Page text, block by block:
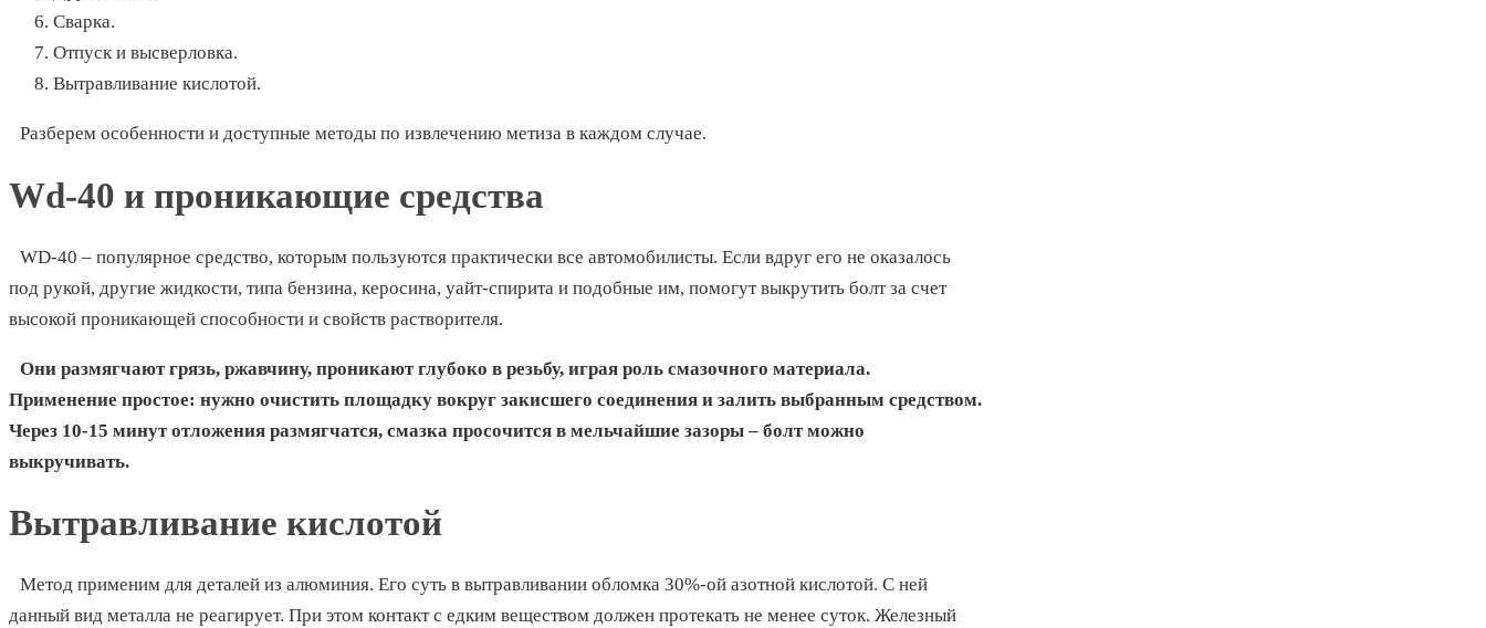
Сварка.
Отпуск и высверловка.
Вытравливание кислотой.
Разберем особенности и доступные методы по извлечению метиза в каждом случае.
Wd-40 и проникающие средства
WD-40 – популярное средство, которым пользуются практически все автомобилисты. Если вдруг его не оказалось
под рукой, другие жидкости, типа бензина, керосина, уайт-спирита и подобные им, помогут выкрутить болт за счет
высокой проникающей способности и свойств растворителя.
Они размягчают грязь, ржавчину, проникают глубоко в резьбу, играя роль смазочного материала.
Применение простое: нужно очистить площадку вокруг закисшего соединения и залить выбранным средством.
Через 10-15 минут отложения размягчатся, смазка просочится в мельчайшие зазоры – болт можно
выкручивать.
Вытравливание кислотой
Метод применим для деталей из алюминия. Его суть в вытравливании обломка 30%-ой азотной кислотой. С ней
данный вид металла не реагирует. При этом контакт с едким веществом должен протекать не менее суток. Железный